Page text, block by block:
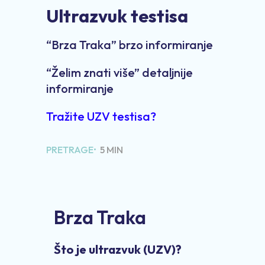
Ultrazvuk testisa
“Brza Traka” brzo informiranje
“Želim znati više” detaljnije
informiranje
Tražite UZV testisa?
PRETRAGE• 5 MIN
Brza Traka
Što je ultrazvuk (UZV)?